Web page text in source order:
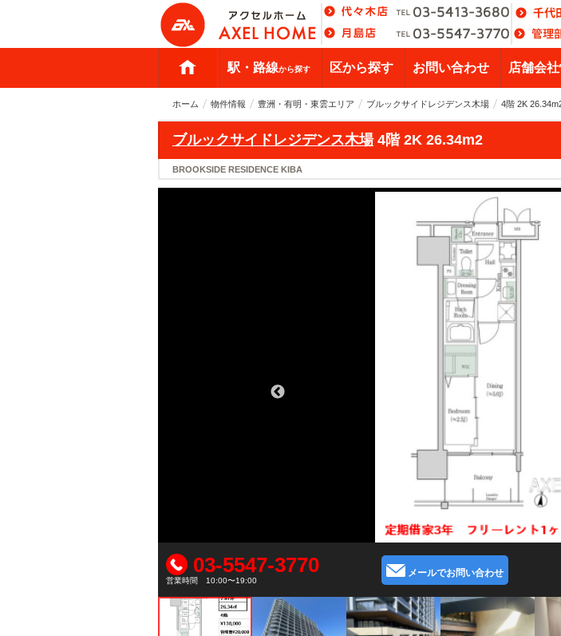
駅・路線から探す 区から探す お問い合わせ 店舗会
ホーム 物件情報 豊洲・有明・東雲エリア ブルックサイドレジデンス木場 4階 2K
ブルックサイドレジデンス木場4階 2K 26.34m2
BROOKSIDE RESIDENCE KIBA
03-5547-3770
営業時間 10:00〜19:00
メールでお問い合わせ